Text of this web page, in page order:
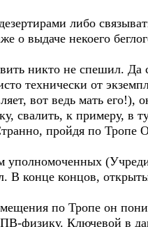
либо
о выдаче некоего
никто не спешил. Да
технически от
вот ведь мать его!),
свалить, к примеру,
пройдя по Тропе
конце концов,
по Тропе он
физику. Ключевой в